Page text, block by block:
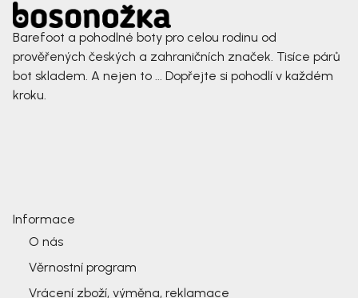
Barefoot a pohodlné boty pro celou rodinu od
prověřených českých a zahraničních značek. Tisíce párů
bot skladem. A nejen to ... Dopřejte si pohodlí v každém
kroku.
Informace
O nás
Věrnostní program
Vrácení zboží, výměna, reklamace